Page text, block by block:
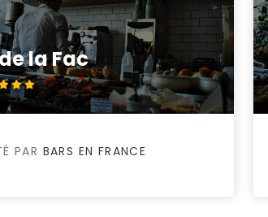
la Fac
PAR BARS EN FRANCE